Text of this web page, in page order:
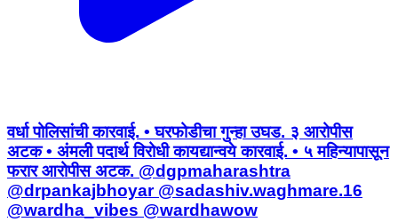
वर्धा पोलिसांची कारवाई. • घरफोडीचा गुन्हा उघड. ३ आरोपीस
अटक • अंमली पदार्थ विरोधी कायद्यान्वये कारवाई. • ५ महिन्यापासून
फरार आरोपीस अटक. @dgpmaharashtra
@drpankajbhoyar @sadashiv.waghmare.16
@wardha_vibes @wardhawow